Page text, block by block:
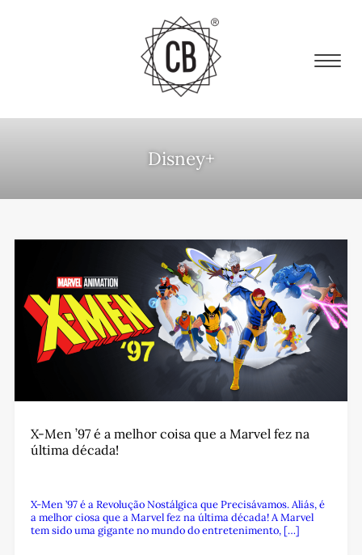
Disney+
X-Men ’97 é a melhor coisa que a Marvel fez na
última década!
X-Men ’97 é a Revolução Nostálgica que Precisávamos. Aliás, é
a melhor ciosa que a Marvel fez na última década! A Marvel
tem sido uma gigante no mundo do entretenimento, […]